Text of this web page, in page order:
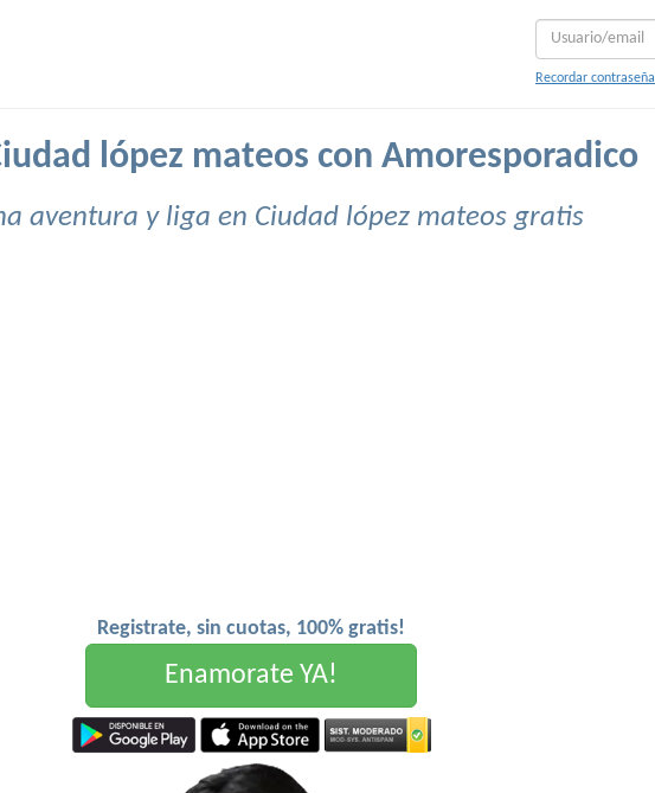
Recordar contraseña
lópez mateos con Amoresporadico
aventura y liga en Ciudad lópez mateos gratis
Registrate, sin cuotas, 100% gratis!
Enamorate YA!